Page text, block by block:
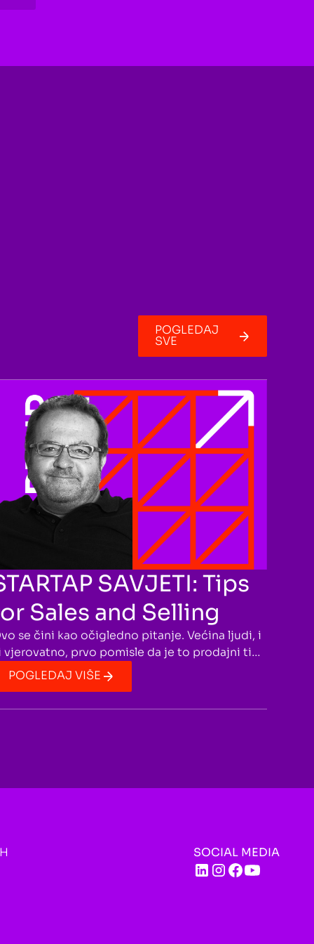
POGLEDAJ
SVE
SAVJETI: Tips
Sales and Selling
se čini kao očigledno pitanje. Većina ljudi, i
vjerovatno, prvo pomisle da je to prodajni tim,
marketing ili CEO. Međutim, o prodaji
da se razmišlja u mnogo širem smislu.
POGLEDAJ VIŠE
SOCIAL MEDIA